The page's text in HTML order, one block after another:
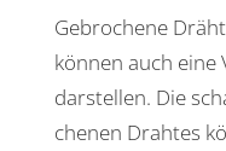
Gebro­chene
können auch eine
darstellen. Die
chenen Drahtes